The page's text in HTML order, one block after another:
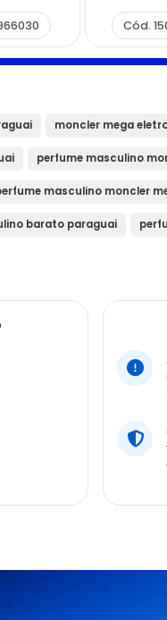
Cód.
moncler mega
perfume masculino
masculino moncler
barato paraguai